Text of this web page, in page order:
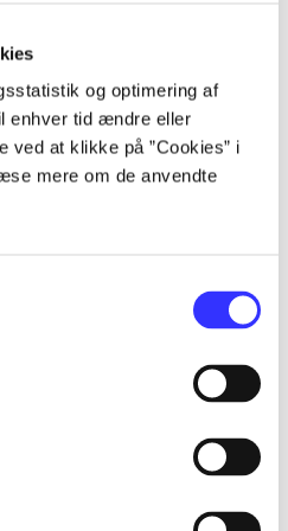
og optimering af
enhver tid ændre eller
at klikke på ”Cookies” i
mere om de anvendte
dolor sit amet ...
dolor sit amet ...
dolor sit amet ...
dolor sit amet ...
dolor sit amet ...
dolor sit amet ...
dolor sit amet ...
dolor sit amet ...